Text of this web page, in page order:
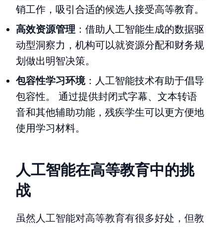
销工作，吸引合适的候选人接受高等教育。
高效资源管理 ：借助人工智能生成的数据驱
动型洞察力，机构可以就资源分配和财务规
划做出明智决策。
包容性学习环境：人工智能技术有助于倡导
包容性。 通过提供封闭式字幕、文本转语
音和其他辅助功能，残疾学生可以更方便地
使用学习材料。
人工智能在高等教育中的挑
战
虽然人工智能对高等教育有很多好处，但教